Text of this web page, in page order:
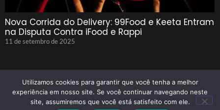
Nova Corrida do Delivery: 99Food e Keeta Entram
na Disputa Contra iFood e Rappi
11 de setembro de 2025
© 2025 Tenho Que Saber Todos Os Direitos Reservados
Utilizamos cookies para garantir que você tenha a melhor
experiência em nosso site. Se você continuar navegando neste
site, assumiremos que você está satisfeito com ele.